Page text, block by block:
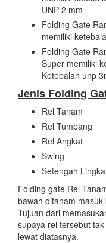
UNP 2 mm
Folding Gate
memiliki
Folding Gate
Super memiliki
Ketebalan unp
Jenis Folding
Rel Tanam
Rel Tumpang
Rel Angkat
Swing
Setengah
Folding gate Rel
bawah ditanam
Tujuan dari
supaya rel tersebut
lewat diatasnya.